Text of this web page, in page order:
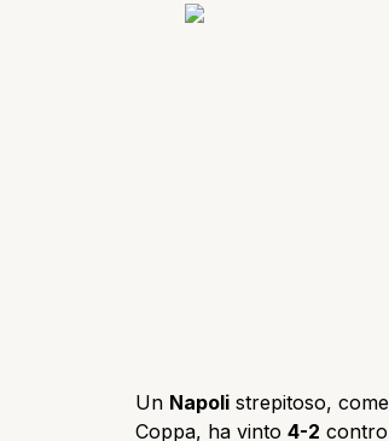
Un Napoli strepitoso,
Coppa, ha vinto 4-2